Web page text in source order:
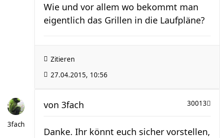
Wie und vor allem wo bekommt man
eigentlich das Grillen in die Laufpläne?
Zitieren
27.04.2015, 10:56
3fach
30013
von 3fach
Danke. Ihr könnt euch sicher vorstellen,